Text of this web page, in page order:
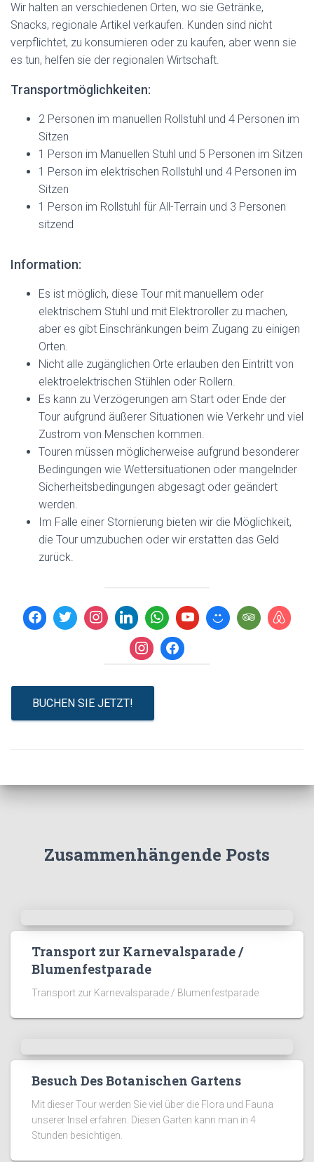
Wir halten an verschiedenen Orten, wo sie Getränke,
Snacks, regionale Artikel verkaufen. Kunden sind nicht
verpflichtet, zu konsumieren oder zu kaufen, aber wenn sie
es tun, helfen sie der regionalen Wirtschaft.
Transportmöglichkeiten:
2 Personen im manuellen Rollstuhl und 4 Personen im
Sitzen
1 Person im Manuellen Stuhl und 5 Personen im Sitzen
1 Person im elektrischen Rollstuhl und 4 Personen im
Sitzen
1 Person im Rollstuhl für All-Terrain und 3 Personen
sitzend
Information:
Es ist möglich, diese Tour mit manuellem oder
elektrischem Stuhl und mit Elektroroller zu machen,
aber es gibt Einschränkungen beim Zugang zu einigen
Orten.
Nicht alle zugänglichen Orte erlauben den Eintritt von
elektroelektrischen Stühlen oder Rollern.
Es kann zu Verzögerungen am Start oder Ende der
Tour aufgrund äußerer Situationen wie Verkehr und viel
Zustrom von Menschen kommen.
Touren müssen möglicherweise aufgrund besonderer
Bedingungen wie Wettersituationen oder mangelnder
Sicherheitsbedingungen abgesagt oder geändert
werden.
Im Falle einer Stornierung bieten wir die Möglichkeit,
die Tour umzubuchen oder wir erstatten das Geld
zurück.
BUCHEN SIE JETZT!
Zusammenhängende Posts
Transport zur Karnevalsparade /
Blumenfestparade
Transport zur Karnevalsparade / Blumenfestparade
Besuch Des Botanischen Gartens
Mit dieser Tour werden Sie viel über die Flora und Fauna
unserer Insel erfahren. Diesen Garten kann man in 4
Stunden besichtigen.